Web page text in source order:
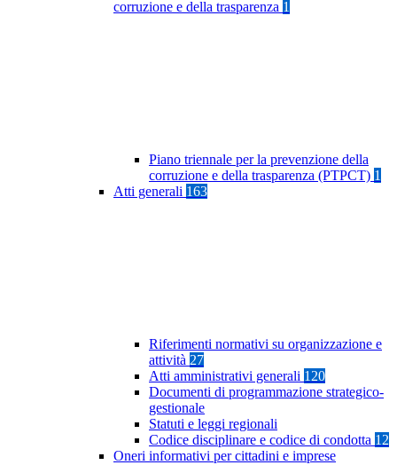
corruzione e della trasparenza 1
Piano triennale per la prevenzione della
corruzione e della trasparenza (PTPCT) 1
Atti generali 163
Riferimenti normativi su organizzazione e
attività 27
Atti amministrativi generali 120
Documenti di programmazione strategico-
gestionale
Statuti e leggi regionali
Codice disciplinare e codice di condotta 12
Oneri informativi per cittadini e imprese